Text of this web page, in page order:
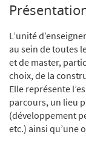
L’unité
au sein de toutes
et de master,
choix, de la
Elle représente
parcours, un lieu
(développement
etc.) ainsi qu’une